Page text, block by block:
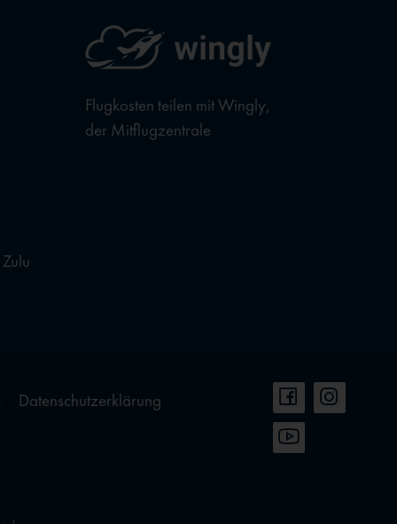
Flugkosten teilen mit Wingly,
der Mitflugzentrale
Datenschutzerklärung